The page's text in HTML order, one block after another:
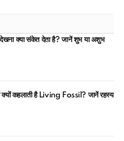
क्या संकेत देता है? जानें शुभ या अशुभ
क्यों कहलाती है Living Fossil? जानें रहस्य